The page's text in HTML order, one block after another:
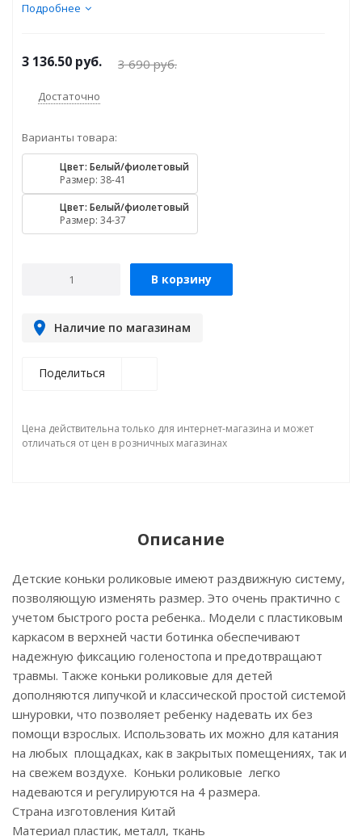
Подробнее
3 136.50 руб. 3 690руб.
Достаточно
Варианты товара:
Цвет: Белый/фиолетовый
Размер: 38-41
Цвет: Белый/фиолетовый
Размер: 34-37
В корзину
Наличие по магазинам
Поделиться
Цена действительна только для интернет-магазина и может
отличаться от цен в розничных магазинах
Описание
Детские коньки роликовые имеют раздвижную систему,
позволяющую изменять размер. Это очень практично с
учетом быстрого роста ребенка.. Модели с пластиковым
каркасом в верхней части ботинка обеспечивают
надежную фиксацию голеностопа и предотвращают
травмы. Также коньки роликовые для детей
дополняются липучкой и классической простой системой
шнуровки, что позволяет ребенку надевать их без
помощи взрослых. Использовать их можно для катания
на любых площадках, как в закрытых помещениях, так и
на свежем воздухе. Коньки роликовые легко
надеваются и регулируются на 4 размера.
Страна изготовления Китай
Материал пластик, металл, ткань